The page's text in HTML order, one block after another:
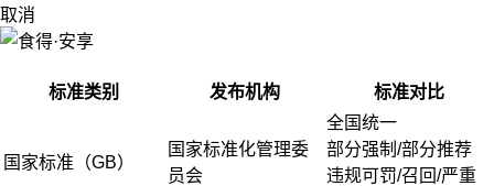
取消
标准类别 发布机构 标准对比
国家标准（GB）
国家标准化管理委
员会
全国统一
部分强制/部分推荐
违规可罚/召回/严重